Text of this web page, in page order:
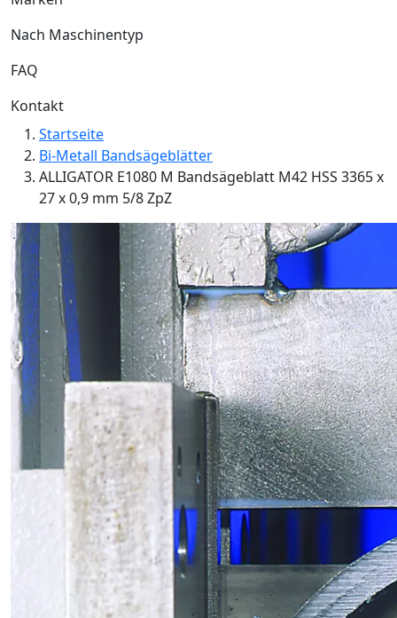
Nach Maschinentyp
FAQ
Kontakt
Startseite
Bi-Metall Bandsägeblätter
ALLIGATOR E1080 M Bandsägeblatt M42 HSS 3365 x
27 x 0,9 mm 5/8 ZpZ